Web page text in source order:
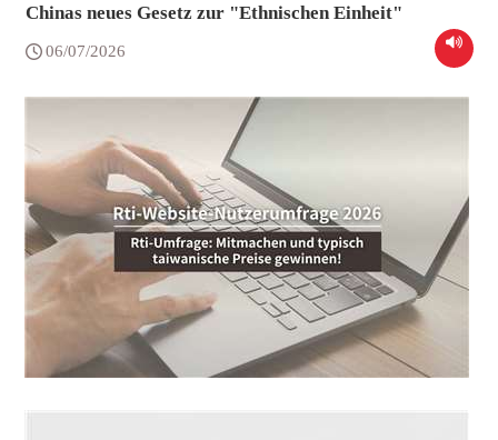
Chinas neues Gesetz zur "Ethnischen Einheit"
06/07/2026